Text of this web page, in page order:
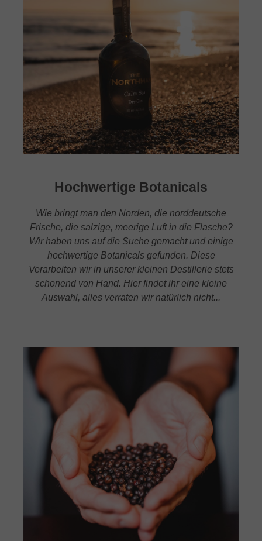
Hochwertige Botanicals
Wie bringt man den Norden, die norddeutsche
Frische, die salzige, meerige Luft in die Flasche?
Wir haben uns auf die Suche gemacht und einige
hochwertige Botanicals gefunden. Diese
Verarbeiten wir in unserer kleinen Destillerie stets
schonend von Hand. Hier findet ihr eine kleine
Auswahl, alles verraten wir natürlich nicht...